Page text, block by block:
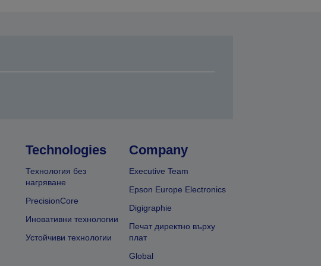
Technologies
Технология без
нагряване
PrecisionCore
Иновативни технологии
Устойчиви технологии
Company
Executive Team
Epson Europe Electronics
Digigraphie
Печат директно върху
плат
Global